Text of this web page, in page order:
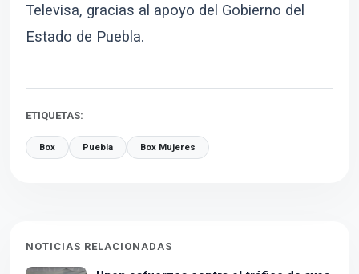
Televisa, gracias al apoyo del Gobierno del
Estado de Puebla.
ETIQUETAS:
Box Puebla Box Mujeres
NOTICIAS RELACIONADAS